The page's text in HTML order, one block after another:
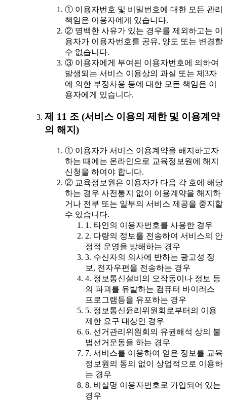
① 이용자번호 및 비밀번호에 대한 모든 관리
책임은 이용자에게 있습니다.
② 명백한 사유가 있는 경우를 제외하고는 이
용자가 이용자번호를 공유, 양도 또는 변경할
수 없습니다.
③ 이용자에게 부여된 이용자번호에 의하여
발생되는 서비스 이용상의 과실 또는 제3자
에 의한 부정사용 등에 대한 모든 책임은 이
용자에게 있습니다.
제 11 조 (서비스 이용의 제한 및 이용계약
의 해지)
① 이용자가 서비스 이용계약을 해지하고자
하는 때에는 온라인으로 교육정보원에 해지
신청을 하여야 합니다.
② 교육정보원은 이용자가 다음 각 호에 해당
하는 경우 사전통지 없이 이용계약을 해지하
거나 전부 또는 일부의 서비스 제공을 중지할
수 있습니다.
1. 타인의 이용자번호를 사용한 경우
2. 다량의 정보를 전송하여 서비스의 안
정적 운영을 방해하는 경우
3. 수신자의 의사에 반하는 광고성 정
보, 전자우편을 전송하는 경우
4. 정보통신설비의 오작동이나 정보 등
의 파괴를 유발하는 컴퓨터 바이러스
프로그램등을 유포하는 경우
5. 정보통신윤리위원회로부터의 이용
제한 요구 대상인 경우
6. 선거관리위원회의 유권해석 상의 불
법선거운동을 하는 경우
7. 서비스를 이용하여 얻은 정보를 교육
정보원의 동의 없이 상업적으로 이용하
는 경우
8. 비실명 이용자번호로 가입되어 있는
경우